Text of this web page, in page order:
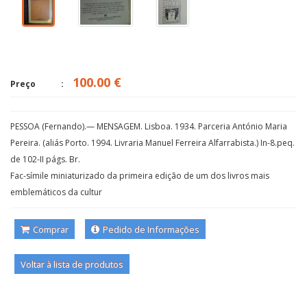
Preço 100.00 €
PESSOA (Fernando).— MENSAGEM. Lisboa. 1934. Parceria António Maria
Pereira. (aliás Porto. 1994. Livraria Manuel Ferreira Alfarrabista.) In-8.peq.
de 102-II págs. Br.
Fac-símile miniaturizado da primeira edição de um dos livros mais
emblemáticos da cultur
Comprar Pedido de Informações
Voltar à lista de produtos